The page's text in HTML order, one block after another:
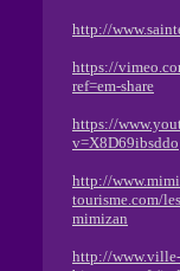
http://
https://
ref=em-share
https://
v=X8D69ibsddo
http://
tourisme.com/
mimizan
http://www.ville-